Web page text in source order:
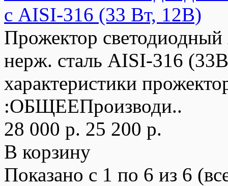
с AISI-316 (33 Вт, 12В)
Прожектор
нерж. сталь AISI-316
характеристики
:ОБЩЕЕПроизводи..
28 000 р. 25 200 р.
В корзину
Показано с 1 по 6 из 6